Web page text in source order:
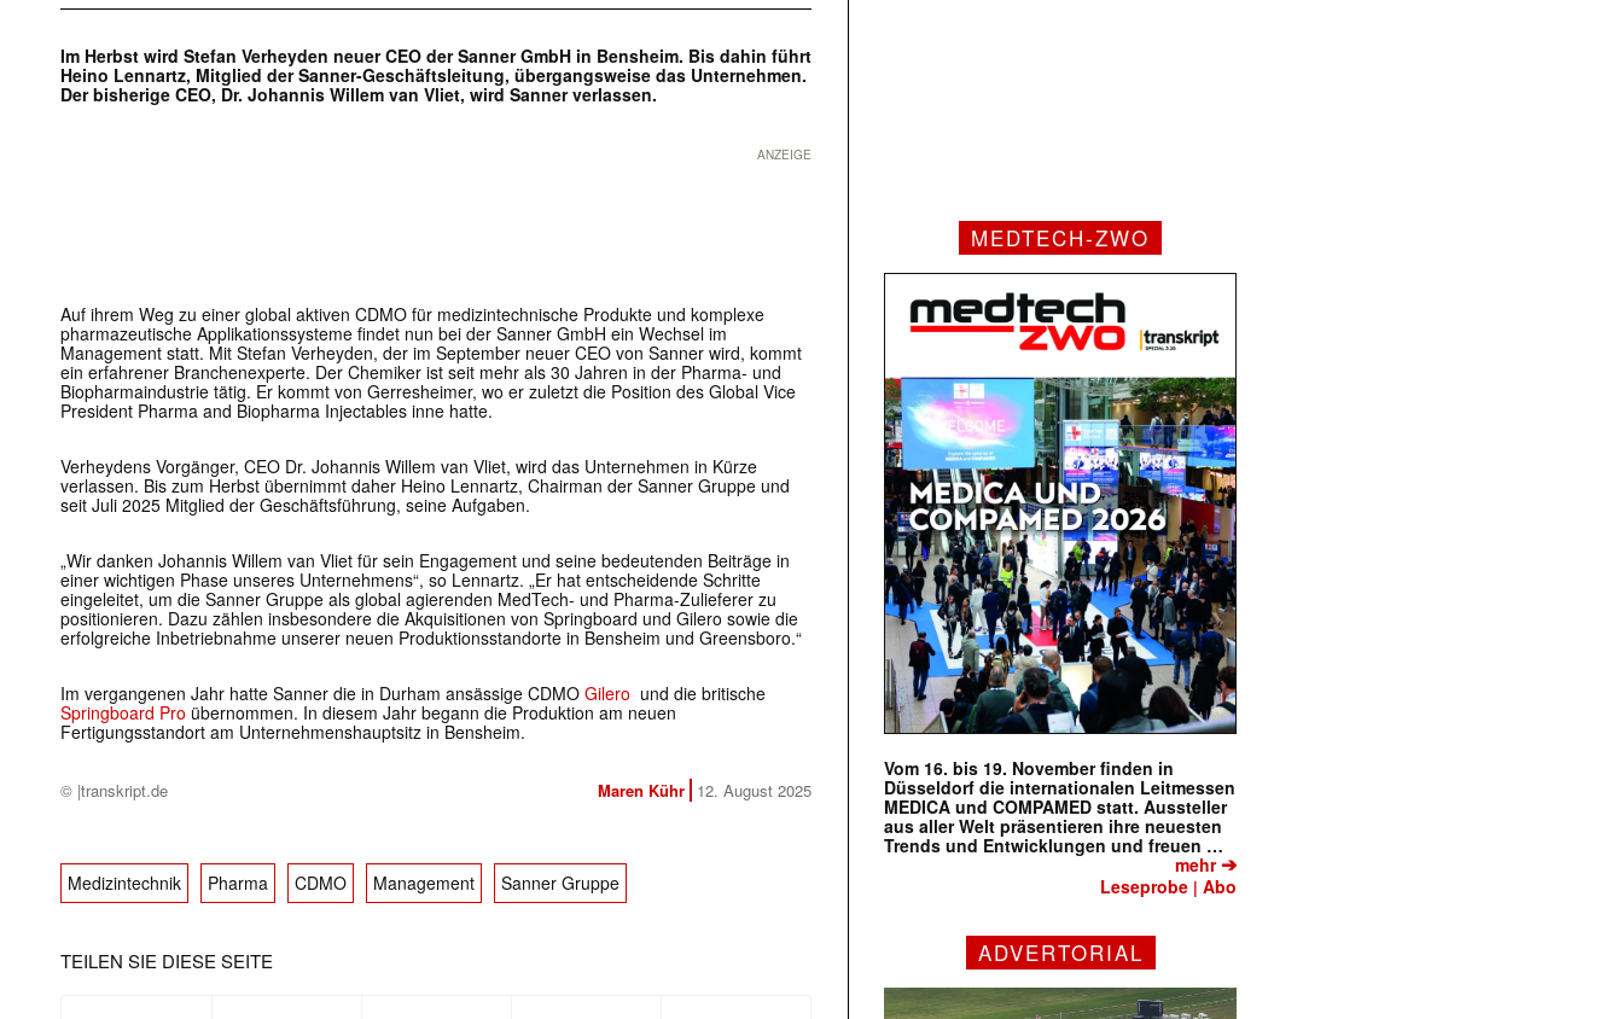
Im Herbst wird Stefan Verheyden neuer CEO der Sanner GmbH in Bensheim. Bis dahin führt
Heino Lennartz, Mitglied der Sanner-Geschäftsleitung, übergangsweise das Unternehmen.
Der bisherige CEO, Dr. Johannis Willem van Vliet, wird Sanner verlassen.
ANZEIGE
Auf ihrem Weg zu einer global aktiven CDMO für medizintechnische Produkte und komplexe
pharmazeutische Applikationssysteme findet nun bei der Sanner GmbH ein Wechsel im
Management statt. Mit Stefan Verheyden, der im September neuer CEO von Sanner wird, kommt
ein erfahrener Branchenexperte. Der Chemiker ist seit mehr als 30 Jahren in der Pharma- und
Biopharmaindustrie tätig. Er kommt von Gerresheimer, wo er zuletzt die Position des Global Vice
President Pharma and Biopharma Injectables inne hatte.
Verheydens Vorgänger, CEO Dr. Johannis Willem van Vliet, wird das Unternehmen in Kürze
verlassen. Bis zum Herbst übernimmt daher Heino Lennartz, Chairman der Sanner Gruppe und
seit Juli 2025 Mitglied der Geschäftsführung, seine Aufgaben.
„Wir danken Johannis Willem van Vliet für sein Engagement und seine bedeutenden Beiträge in
einer wichtigen Phase unseres Unternehmens“, so Lennartz. „Er hat entscheidende Schritte
eingeleitet, um die Sanner Gruppe als global agierenden MedTech- und Pharma-Zulieferer zu
positionieren. Dazu zählen insbesondere die Akquisitionen von Springboard und Gilero sowie die
erfolgreiche Inbetriebnahme unserer neuen Produktionsstandorte in Bensheim und Greensboro.“
Im vergangenen Jahr hatte Sanner die in Durham ansässige CDMO Gilero und die britische
Springboard Pro übernommen. In diesem Jahr begann die Produktion am neuen
Fertigungsstandort am Unternehmenshauptsitz in Bensheim.
© |transkript.de Maren Kühr 12. August 2025
Medizintechnik Pharma CDMO Management Sanner Gruppe
TEILEN SIE DIESE SEITE
MEDTECH-ZWO
Vom 16. bis 19. November finden in
Düsseldorf die internationalen Leitmessen
MEDICA und COMPAMED statt. Aussteller
aus aller Welt präsentieren ihre neuesten
Trends und Entwicklungen und freuen …
mehr➔
Leseprobe |Abo
ADVERTORIAL